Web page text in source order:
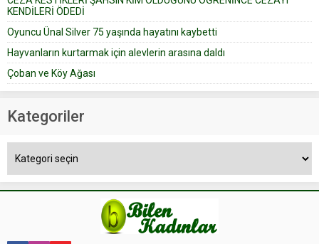
KENDİLERİ ÖDEDİ
Oyuncu Ünal Silver 75 yaşında hayatını kaybetti
Hayvanların kurtarmak için alevlerin arasına daldı
Çoban ve Köy Ağası
Kategoriler